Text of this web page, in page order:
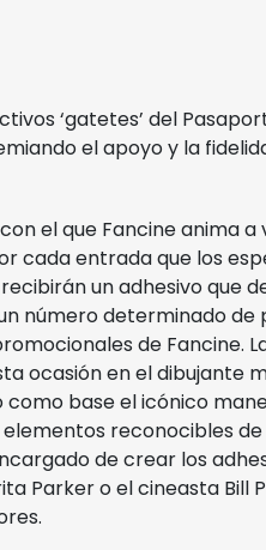
‘gatetes’ del
el apoyo y la
el que Fancine anima a
cada entrada que los
un adhesivo que
número determinado de
de Fancine.
ocasión en el dibujante
como base el icónico
reconocibles
de crear los
Parker o el cineasta Bill